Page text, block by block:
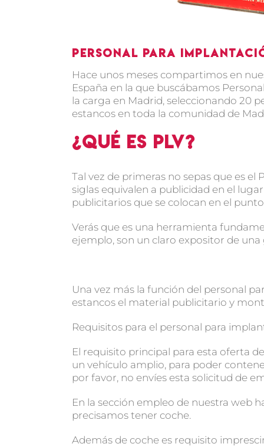
Personal para
Hace unos meses compartimos en
España en la que buscábamos
la carga en Madrid, seleccionando 20
estancos en toda la comunidad de
¿Qué es PLV?
Tal vez de primeras no sepas que es el
siglas equivalen a publicidad en el
publicitarios que se colocan en el
Verás que es una herramienta
ejemplo, son un claro expositor de
Una vez más la función del personal
estancos el material publicitario y
Requisitos para el personal para
El requisito principal para esta oferta
un vehículo amplio, para poder
por favor, no envíes esta solicitud de
En la sección empleo de nuestra web
precisamos tener coche.
Además de coche es requisito